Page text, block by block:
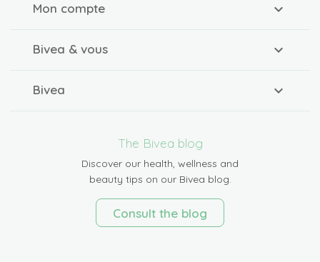
Mon compte
Bivea & vous
Bivea
The Bivea blog
Discover our health, wellness and
beauty tips on our Bivea blog.
Consult the blog